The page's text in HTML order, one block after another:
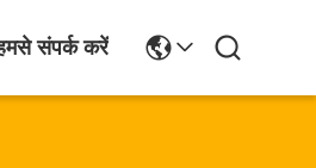
संपर्क करें